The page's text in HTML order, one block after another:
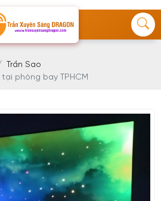
Trần Sao
phòng bay TPHCM